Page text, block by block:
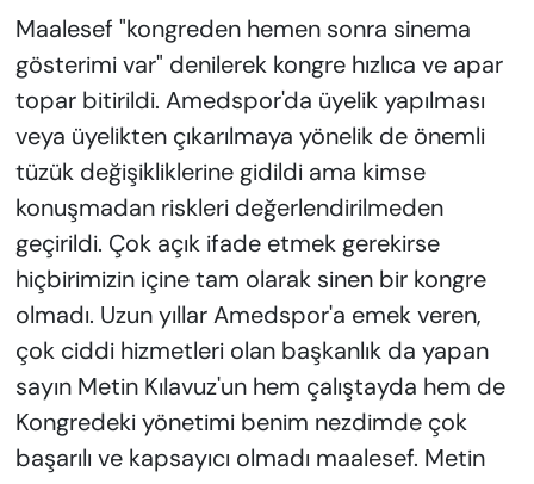
Maalesef "kongreden hemen sonra sinema
gösterimi var" denilerek kongre hızlıca ve apar
topar bitirildi. Amedspor'da üyelik yapılması
veya üyelikten çıkarılmaya yönelik de önemli
tüzük değişikliklerine gidildi ama kimse
konuşmadan riskleri değerlendirilmeden
geçirildi. Çok açık ifade etmek gerekirse
hiçbirimizin içine tam olarak sinen bir kongre
olmadı. Uzun yıllar Amedspor'a emek veren,
çok ciddi hizmetleri olan başkanlık da yapan
sayın Metin Kılavuz'un hem çalıştayda hem de
Kongredeki yönetimi benim nezdimde çok
başarılı ve kapsayıcı olmadı maalesef. Metin